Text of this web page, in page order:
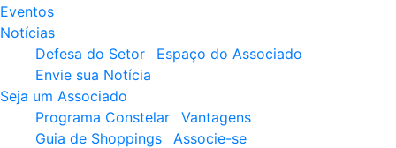
Eventos
Notícias
Defesa do Setor
Espaço do Associado
Envie sua Notícia
Seja um Associado
Programa Constelar
Vantagens
Guia de Shoppings
Associe-se